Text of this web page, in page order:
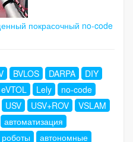
покрасочный no-code
BVLOS DARPA
DIY
eVTOL Lely
no-code
USV USV+ROV
VSLAM
автоматизация
автономные